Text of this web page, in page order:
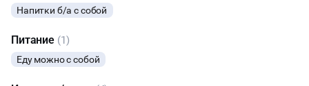
Напитки б/а с собой
Питание (1)
Еду можно с собой
СЕМИНАРЫ
ВЫСТАВКИ